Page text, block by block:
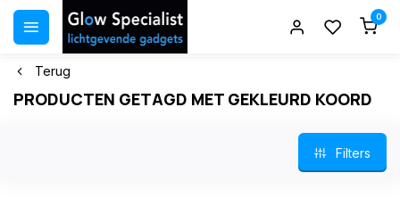
0
Terug
PRODUCTEN GETAGD MET GEKLEURD KOORD
Filters